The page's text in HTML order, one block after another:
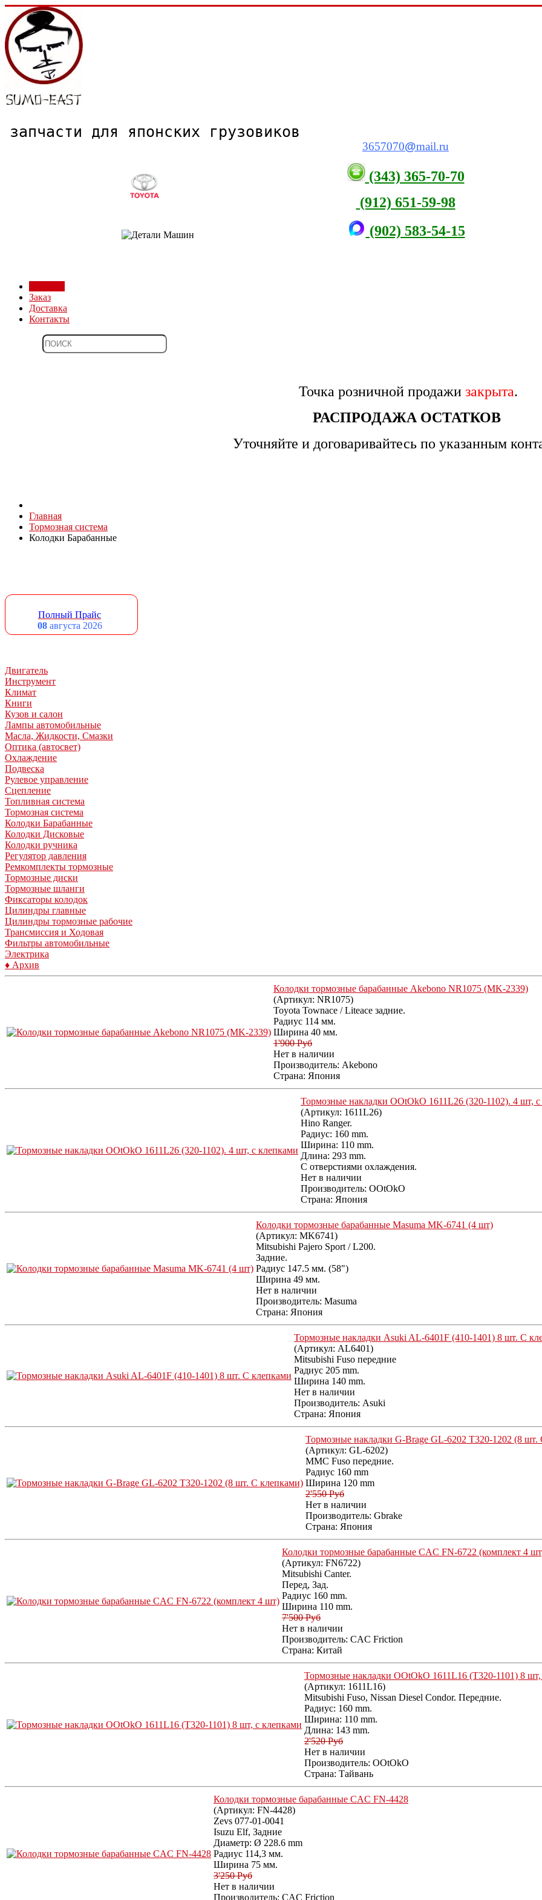
запчасти для японских грузовиков
3657070@mail.ru
(343) 365-70-70
(912) 651-59-98
(902) 583-54-15
Заказ
Доставка
Контакты
Точка розничной продажи закрыта.
РАСПРОДАЖА ОСТАТКОВ
Уточняйте и договаривайтесь по указанным
Главная
Тормозная система
Колодки Барабанные
Полный Прайс
08августа 2026
Двигатель
Инструмент
Климат
Книги
Кузов и салон
Лампы автомобильные
Масла, Жидкости, Смазки
Оптика (автосвет)
Охлаждение
Подвеска
Рулевое управление
Сцепление
Топливная система
Тормозная система
Колодки Барабанные
Колодки Дисковые
Колодки ручника
Регулятор давления
Ремкомплекты тормозные
Тормозные диски
Тормозные шланги
Фиксаторы колодок
Цилиндры главные
Цилиндры тормозные рабочие
Трансмиссия и Ходовая
Фильтры автомобильные
Электрика
♦ Архив
Колодки тормозные барабанные Akebono NR1075 (MK-2339)
(Артикул: NR1075)
Toyota Townace / Liteace задние.
Радиус 114 мм.
Ширина 40 мм.
1'900 Руб
Нет в наличии
Производитель: Akebono
Страна: Япония
Тормозные накладки OOtOkO 1611L26 (320-1102). 4 шт,
(Артикул: 1611L26)
Hino Ranger.
Радиус: 160 mm.
Ширина: 110 mm.
Длина: 293 mm.
С отверстиями охлаждения.
Нет в наличии
Производитель: OOtOkO
Страна: Япония
Колодки тормозные барабанные Masuma MK-6741 (4 шт)
(Артикул: MK6741)
Mitsubishi Pajero Sport / L200.
Задние.
Радиус 147.5 мм. (58")
Ширина 49 мм.
Нет в наличии
Производитель: Masuma
Страна: Япония
Тормозные накладки Asuki AL-6401F (410-1401) 8 шт. С
(Артикул: AL6401)
Mitsubishi Fuso передние
Радиус 205 mm.
Ширина 140 mm.
Нет в наличии
Производитель: Asuki
Страна: Япония
Тормозные накладки G-Brage GL-6202 T320-1202 (8 шт.
(Артикул: GL-6202)
MMC Fuso передние.
Радиус 160 mm
Ширина 120 mm
2'550 Руб
Нет в наличии
Производитель: Gbrake
Страна: Япония
Колодки тормозные барабанные CAC FN-6722 (комплект 4
(Артикул: FN6722)
Mitsubishi Canter.
Перед, Зад.
Радиус 160 mm.
Ширина 110 mm.
7'500 Руб
Нет в наличии
Производитель: CAC Friction
Страна: Китай
Тормозные накладки OOtOkO 1611L16 (T320-1101) 8
(Артикул: 1611L16)
Mitsubishi Fuso, Nissan Diesel Condor. Передние.
Радиус: 160 mm.
Ширина: 110 mm.
Длина: 143 mm.
2'520 Руб
Нет в наличии
Производитель: OOtOkO
Страна: Тайвань
Колодки тормозные барабанные CAC FN-4428
(Артикул: FN-4428)
Zevs 077-01-0041
Isuzu Elf, Задние
Диаметр: Ø 228.6 mm
Радиус 114,3 мм.
Ширина 75 мм.
3'250 Руб
Нет в наличии
Производитель: CAC Friction